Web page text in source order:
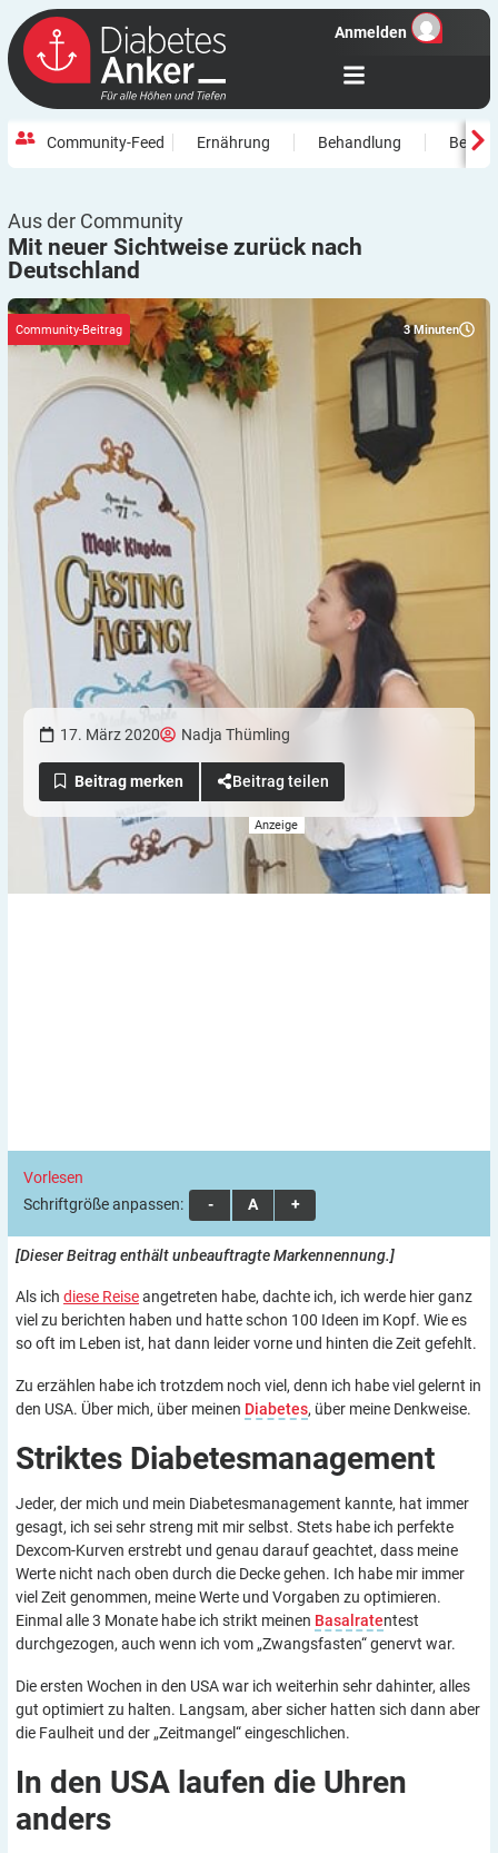
Anmelden
Community-Feed Ernährung Behandlung
Aus der Community
Mit neuer Sichtweise zurück nach
Deutschland
3 Minuten
Community-Beitrag
17. März 2020 Nadja Thümling
Beitrag teilen
Vorlesen
Schriftgröße anpassen:
A A A
[Dieser Beitrag enthält unbeauftragte Markennennung.]
Als ich diese Reiseangetreten habe, dachte ich, ich werde hier ganz
viel zu berichten haben und hatte schon 100 Ideen im Kopf. Wie es
so oft im Leben ist, hat dann leider vorne und hinten die Zeit gefehlt.
Zu erzählen habe ich trotzdem noch viel, denn ich habe viel gelernt in
den USA. Über mich, über meinen Diabetes, über meine Denkweise.
Striktes Diabetesmanagement
Jeder, der mich und mein Diabetesmanagement kannte, hat immer
gesagt, ich sei sehr streng mit mir selbst. Stets habe ich perfekte
Dexcom-Kurven erstrebt und genau darauf geachtet, dass meine
Werte nicht nach oben durch die Decke gehen. Ich habe mir immer
viel Zeit genommen, meine Werte und Vorgaben zu optimieren.
Einmal alle 3 Monate habe ich strikt meinen Basalratentest
durchgezogen, auch wenn ich vom „Zwangsfasten“ genervt war.
Die ersten Wochen in den USA war ich weiterhin sehr dahinter, alles
gut optimiert zu halten. Langsam, aber sicher hatten sich dann aber
die Faulheit und der „Zeitmangel“ eingeschlichen.
In den USA laufen die Uhren
anders